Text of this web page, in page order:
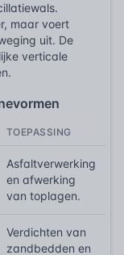
maar voert
uit. De
verticale
TOEPASSING
Asfaltverwerking
en afwerking
van toplagen.
Verdichten van
zandbedden en